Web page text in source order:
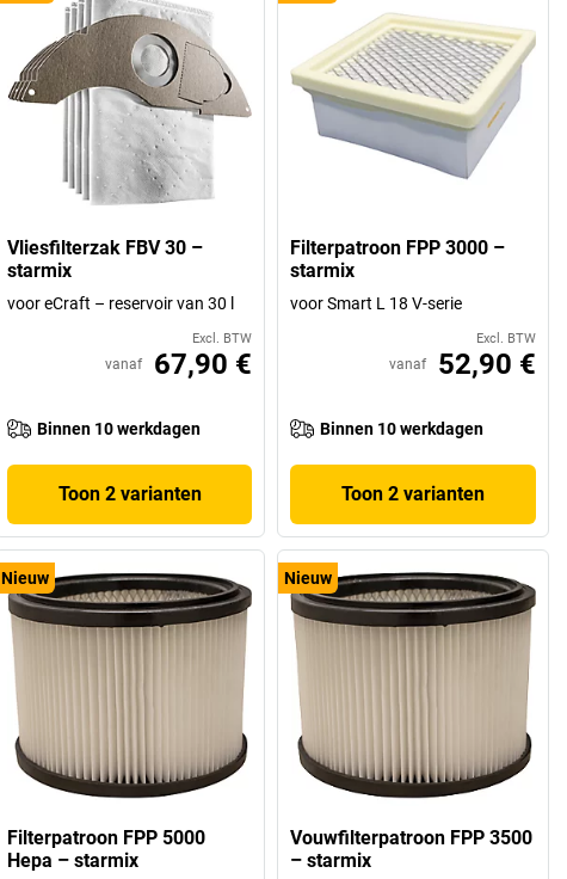
Vliesfilterzak FBV 30 –
starmix
voor eCraft – reservoir van 30 l
Excl. BTW
vanaf 67,90 €
Binnen 10 werkdagen
Toon 2 varianten
Filterpatroon FPP 3000 –
starmix
voor Smart L 18 V-serie
Excl. BTW
vanaf 52,90 €
Binnen 10 werkdagen
Toon 2 varianten
Nieuw
Filterpatroon FPP 5000
Hepa – starmix
Nieuw
Vouwfilterpatroon FPP 3500
– starmix